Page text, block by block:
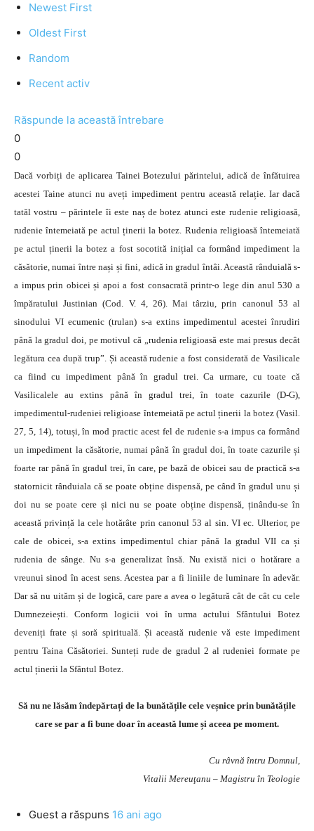
Newest First
Oldest First
Random
Recent activ
Răspunde la această întrebare
0
0
Dacă vorbiți de aplicarea Tainei Botezului părintelui, adică de înfătuirea
acestei Taine atunci nu aveți impediment pentru această relație. Iar dacă
tatăl vostru – părintele îi este naș de botez atunci este rudenie religioasă,
rudenie întemeiată pe actul ținerii la botez. Rudenia religioasă întemeiată
pe actul ținerii la botez a fost socotită inițial ca formând impediment la
căsătorie, numai între nași și fini, adică in gradul întâi. Această rânduială s-
a impus prin obicei și apoi a fost consacrată printr-o lege din anul 530 a
împăratului Justinian (Cod. V. 4, 26). Mai târziu, prin canonul 53 al
sinodului VI ecumenic (trulan) s-a extins impedimentul acestei înrudiri
până la gradul doi, pe motivul că „rudenia religioasă este mai presus decât
legătura cea după trup”. Și această rudenie a fost considerată de Vasilicale
ca fiind cu impediment până în gradul trei. Ca urmare, cu toate că
Vasilicalele au extins până în gradul trei, în toate cazurile (D-G),
impedimentul-rudeniei religioase întemeiată pe actul ținerii la botez (Vasil.
27, 5, 14), totuși, în mod practic acest fel de rudenie s-a impus ca formând
un impediment la căsătorie, numai până în gradul doi, în toate cazurile și
foarte rar până în gradul trei, în care, pe bază de obicei sau de practică s-a
statornicit rânduiala că se poate obține dispensă, pe când în gradul unu și
doi nu se poate cere și nici nu se poate obține dispensă, ținându-se în
această privință la cele hotărâte prin canonul 53 al sin. VI ec. Ulterior, pe
cale de obicei, s-a extins impedimentul chiar până la gradul VII ca și
rudenia de sânge. Nu s-a generalizat însă. Nu există nici o hotărare a
vreunui sinod în acest sens. Acestea par a fi liniile de luminare în adevăr.
Dar să nu uităm și de logică, care pare a avea o legătură cât de cât cu cele
Dumnezeiești. Conform logicii voi în urma actului Sfântului Botez
deveniți frate și soră spirituală. Și această rudenie vă este impediment
pentru Taina Căsătoriei. Sunteți rude de gradul 2 al rudeniei formate pe
actul ținerii la Sfântul Botez.
Să nu ne lăsăm îndepărtați de la bunătățile cele veșnice prin bunătățile
care se par a fi bune doar în această lume și aceea pe moment.
Cu râvnă întru Domnul,
Vitalii Mereuţanu – Magistru în Teologie
Guest a răspuns 16 ani ago